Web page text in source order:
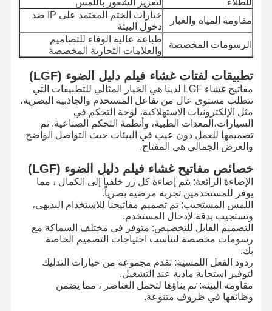
المنزل المنتجات
مقاومة المياه والغبار
خيارات الختم المعتمد على IP ضد
دخول البيئة
الرسومات المخصصة
طباعة عالية الوفاء للتصاميم
والعلامات التجارية المخصصة
تطبيقات لفتات غشاء فيلم دليل الضوء (LGF)
مفاتيح غشاء LGF لدينا هي الخيار المثالي للتطبيقات التي
تتطلب مستوى عال من تفاعل المستخدم والجاذبية البصرية،
مثل الإلكترونيات الاستهلاكية، لوحة التحكم في
السيارات،المعدات الطبية، وأنظمة التحكم الصناعية. تم
تصميمها للعمل دون عيب في البيئات حيث التواصل الواضح
والعرض الجمالي هي المفتاح.
خصائص مفاتيح غشاء فيلم دليل الضوء (LGF)
الإضاءة الرائعة: يتم إضاءة كل زر خلفياً إلى الكمال ، مما
يوفر للمستخدمين تجربة مرضية بصرياً.
اللمس المستجيب: تم تصميم مفاتيحنا للاستخدام البديهي،
وتستجيب بدقة لإدخال المستخدم.
التصميم القابل للتخصيص: متوفر في مختلف السماكة مع
رسومات مخصصة لتناسب احتياجات التصميم الخاصة
بك.
ردود الفعل اللمسية: تقدم مجموعة من خيارات التدليك
لتوفير استجابة مادية عند التشغيل.
مقاومة البيئة: تم بناؤها لتحمل العناصر ، مما يضمن
وظائفها في ظروف متنوعة.